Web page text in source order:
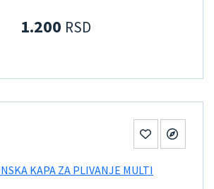
1.200 RSD